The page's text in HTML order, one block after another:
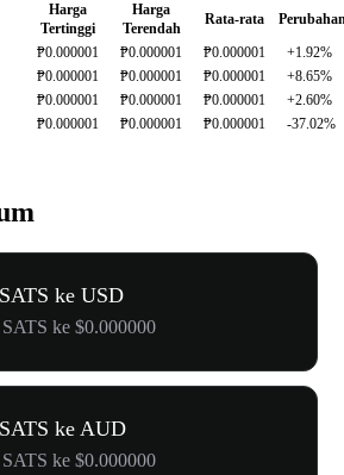
Harga
Tertinggi
Harga
Terendah
Rata-rata
₱0.000001 ₱0.000001 ₱0.000001
+1.92%
₱0.000001 ₱0.000001 ₱0.000001
+8.65%
₱0.000001 ₱0.000001 ₱0.000001
+2.60%
₱0.000001 ₱0.000001 ₱0.000001 -37.02%
ke USD
ke $0.000000
ke AUD
ke $0.000000